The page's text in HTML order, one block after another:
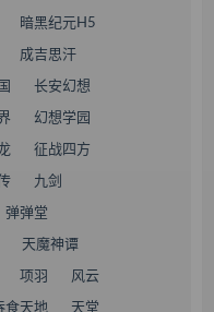
暗黑纪元H5
成吉思汗
长安幻想
幻想学园
征战四方
九剑
弹弹堂
天魔神谭
项羽 风云
食天地 天堂